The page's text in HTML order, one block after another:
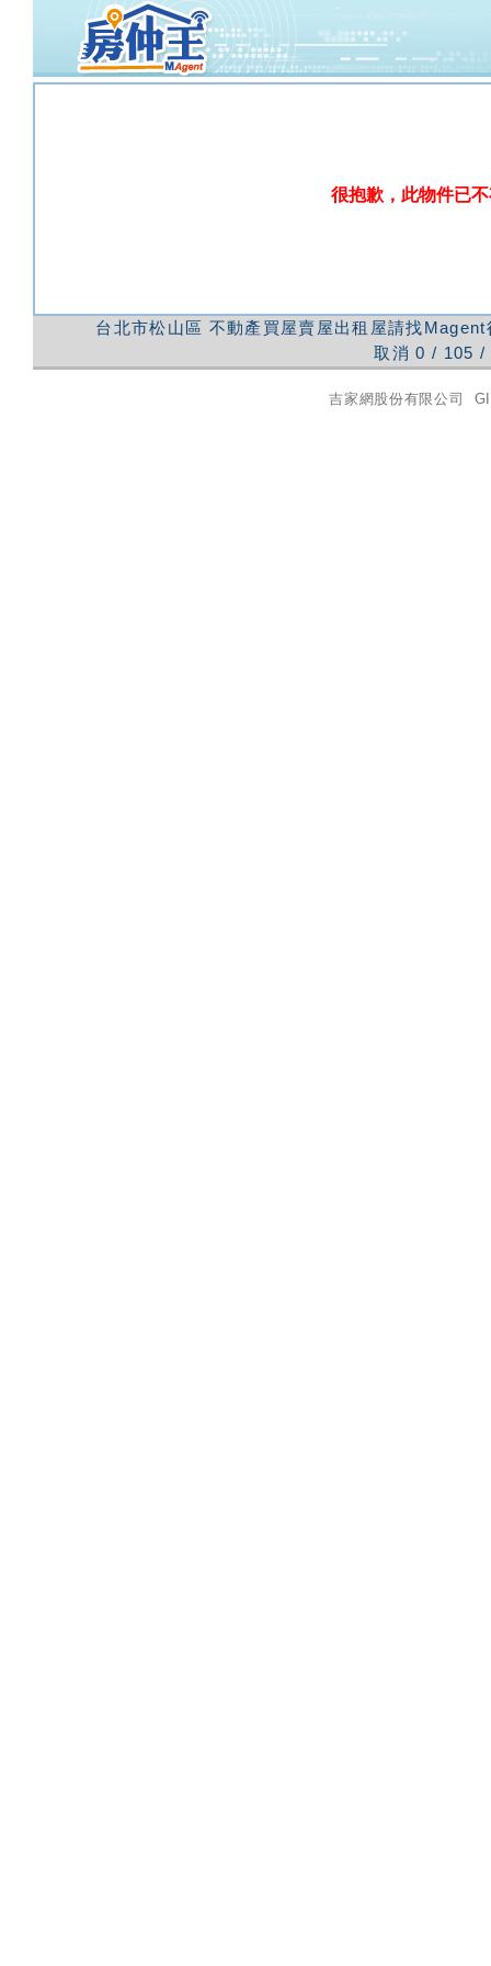
很抱歉，此物件已
台北市松山區 不動產買屋賣屋出租屋請找
取消 0 / 105 /
吉家網股份有限公司